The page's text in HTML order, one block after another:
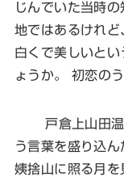
じんでいた当時
地ではあるけれ
白くで美しいと
ょうか。 初恋の
戸倉上山田温
う言葉を盛り込
姨捨山に照る月